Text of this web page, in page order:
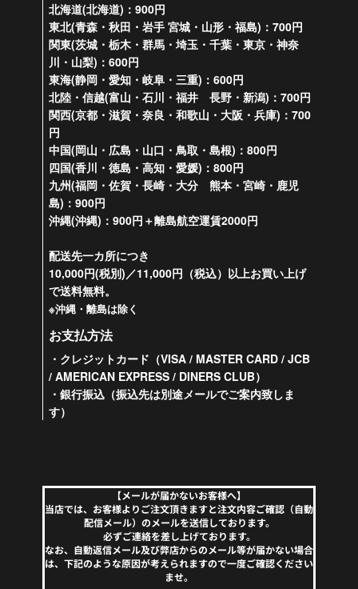
北海道(北海道)：900円
東北(青森・秋田・岩手 宮城・山形・福島)：700円
関東(茨城・栃木・群馬・埼玉・千葉・東京・神奈
川・山梨)：600円
東海(静岡・愛知・岐阜・三重)：600円
北陸・信越(富山・石川・福井 長野・新潟)：700円
関西(京都・滋賀・奈良・和歌山・大阪・兵庫)：700
円
中国(岡山・広島・山口・鳥取・島根)：800円
四国(香川・徳島・高知・愛媛)：800円
九州(福岡・佐賀・長崎・大分 熊本・宮崎・鹿児
島)：900円
沖縄(沖縄)：900円＋離島航空運賃2000円
配送先一カ所につき
10,000円(税別)／11,000円（税込）以上お買い上げ
で送料無料。
※沖縄・離島は除く
お支払方法
・クレジットカード（VISA / MASTER CARD / JCB
/ AMERICAN EXPRESS / DINERS CLUB）
・銀行振込（振込先は別途メールでご案内致しま
す）
【メールが届かないお客様へ】
当店では、お客様よりご注文頂きますと注文内容ご確認（自動
配信メール）のメールを送信しております。
必ずご連絡を差し上げております。
なお、自動返信メール及び弊店からのメール等が届かない場合
は、下記のような原因が考えられますので一度ご確認ください
ませ。